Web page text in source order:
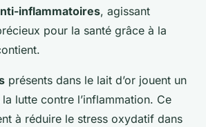
inflammatoires, agissant
pour la santé grâce à la
présents dans le lait d’or jouent un
lutte contre l’inflammation. Ce
à réduire le stress oxydatif dans